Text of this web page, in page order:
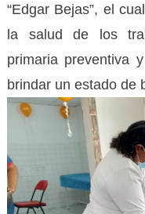
“Edgar Bejas”, el
la salud de los
primaria preventiva
brindar un estado de